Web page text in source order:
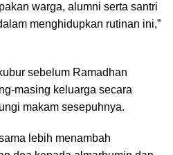
warga, alumni serta santri
menghidupkan rutinan ini,”
sebelum Ramadhan
masing keluarga secara
makam sesepuhnya.
lebih menambah